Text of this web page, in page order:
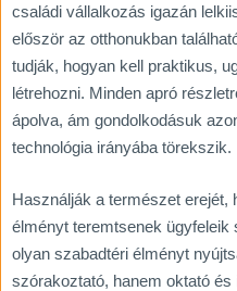
családi vállalkozás igazán
először az otthonukban
tudják, hogyan kell praktikus,
létrehozni. Minden apró
ápolva, ám gondolkodásuk
technológia irányába törekszik.
Használják a természet
élményt teremtsenek
olyan szabadtéri élményt
szórakoztató, hanem oktató és